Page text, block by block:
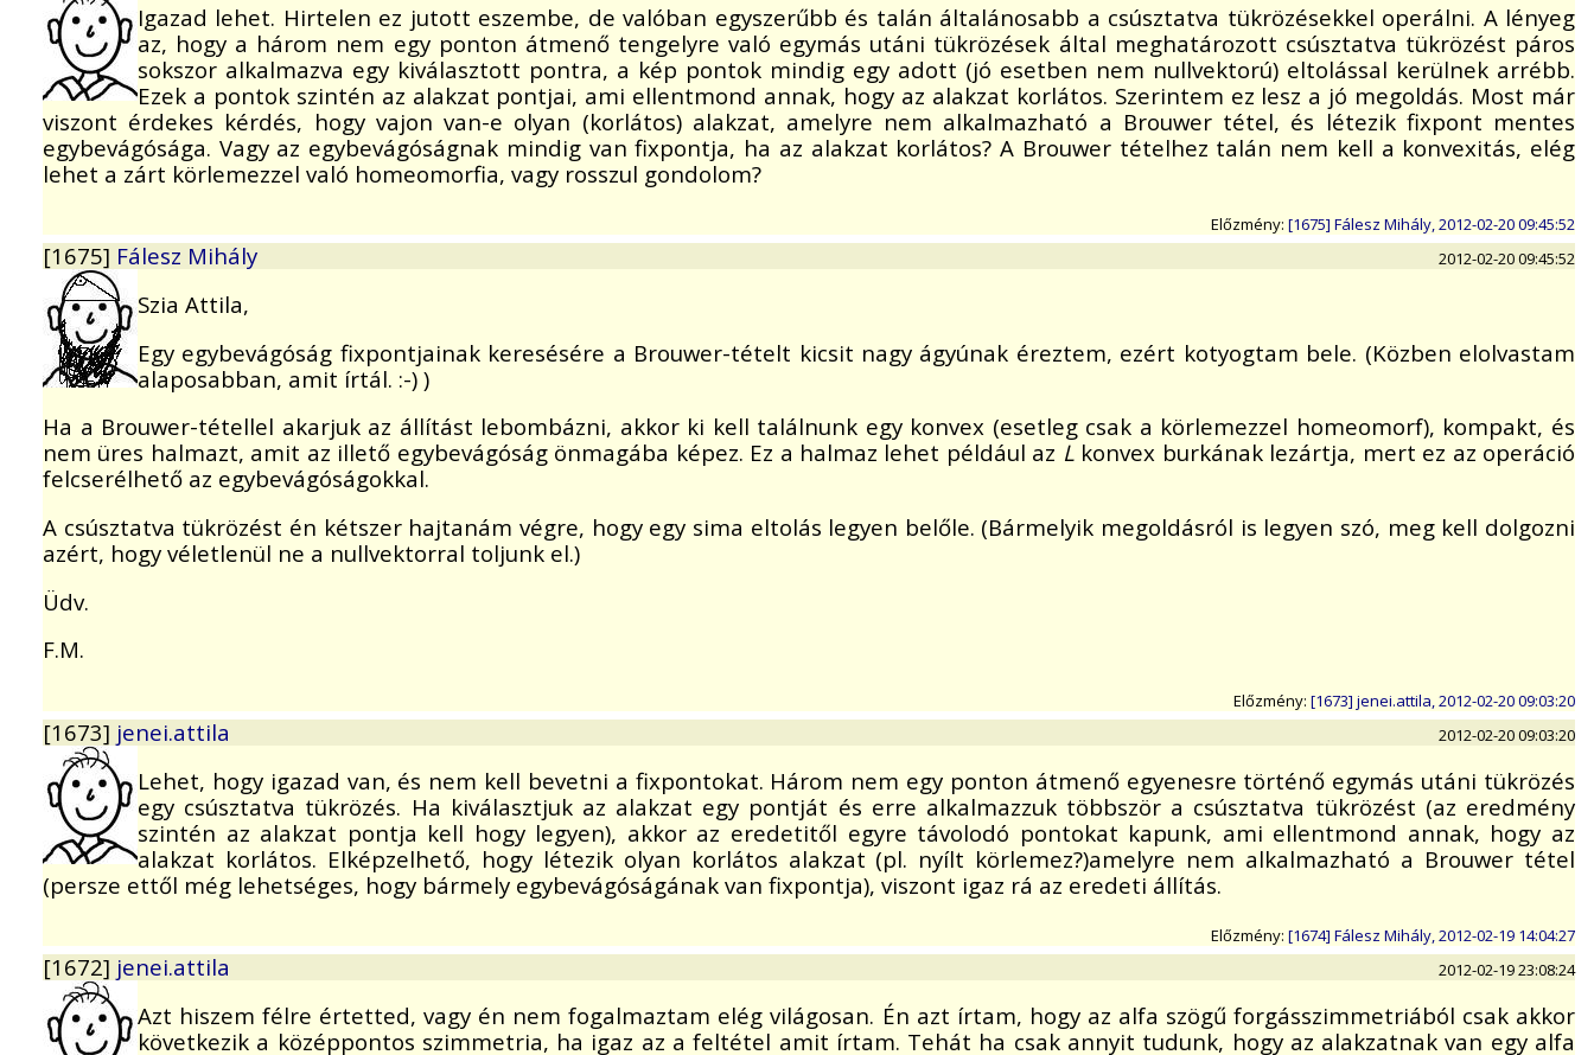
Igazad lehet. Hirtelen ez jutott eszembe, de valóban egyszerűbb és talán általánosabb a csúsztatva tükrözésekkel operálni. A lényeg
az, hogy a három nem egy ponton átmenő tengelyre való egymás utáni tükrözések által meghatározott csúsztatva tükrözést páros
sokszor alkalmazva egy kiválasztott pontra, a kép pontok mindig egy adott (jó esetben nem nullvektorú) eltolással kerülnek arrébb.
Ezek a pontok szintén az alakzat pontjai, ami ellentmond annak, hogy az alakzat korlátos. Szerintem ez lesz a jó megoldás. Most már
viszont érdekes kérdés, hogy vajon van-e olyan (korlátos) alakzat, amelyre nem alkalmazható a Brouwer tétel, és létezik fixpont mentes
egybevágósága. Vagy az egybevágóságnak mindig van fixpontja, ha az alakzat korlátos? A Brouwer tételhez talán nem kell a konvexitás, elég
lehet a zárt körlemezzel való homeomorfia, vagy rosszul gondolom?
Előzmény: [1675] Fálesz Mihály, 2012-02-20 09:45:52
[1675] Fálesz Mihály 2012-02-20 09:45:52
Szia Attila,
Egy egybevágóság fixpontjainak keresésére a Brouwer-tételt kicsit nagy ágyúnak éreztem, ezért kotyogtam bele. (Közben elolvastam
alaposabban, amit írtál. :-) )
Ha a Brouwer-tétellel akarjuk az állítást lebombázni, akkor ki kell találnunk egy konvex (esetleg csak a körlemezzel homeomorf), kompakt, és
nem üres halmazt, amit az illető egybevágóság önmagába képez. Ez a halmaz lehet például az Lkonvex burkának lezártja, mert ez az operáció
felcserélhető az egybevágóságokkal.
A csúsztatva tükrözést én kétszer hajtanám végre, hogy egy sima eltolás legyen belőle. (Bármelyik megoldásról is legyen szó, meg kell dolgozni
azért, hogy véletlenül ne a nullvektorral toljunk el.)
Üdv.
F.M.
Előzmény: [1673] jenei.attila, 2012-02-20 09:03:20
[1673] jenei.attila 2012-02-20 09:03:20
Lehet, hogy igazad van, és nem kell bevetni a fixpontokat. Három nem egy ponton átmenő egyenesre történő egymás utáni tükrözés
egy csúsztatva tükrözés. Ha kiválasztjuk az alakzat egy pontját és erre alkalmazzuk többször a csúsztatva tükrözést (az eredmény
szintén az alakzat pontja kell hogy legyen), akkor az eredetitől egyre távolodó pontokat kapunk, ami ellentmond annak, hogy az
alakzat korlátos. Elképzelhető, hogy létezik olyan korlátos alakzat (pl. nyílt körlemez?)amelyre nem alkalmazható a Brouwer tétel
(persze ettől még lehetséges, hogy bármely egybevágóságának van fixpontja), viszont igaz rá az eredeti állítás.
Előzmény: [1674] Fálesz Mihály, 2012-02-19 14:04:27
[1672] jenei.attila 2012-02-19 23:08:24
Azt hiszem félre értetted, vagy én nem fogalmaztam elég világosan. Én azt írtam, hogy az alfa szögű forgásszimmetriából csak akkor
következik a középpontos szimmetria, ha igaz az a feltétel amit írtam. Tehát ha csak annyit tudunk, hogy az alakzatnak van egy alfa